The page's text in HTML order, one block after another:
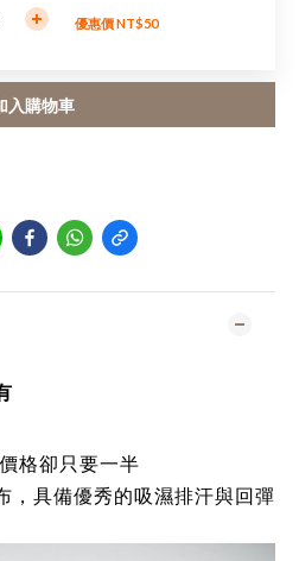
優惠價 NT$50
入購物車
格卻只要一半
，具備優秀的吸濕排汗與回彈